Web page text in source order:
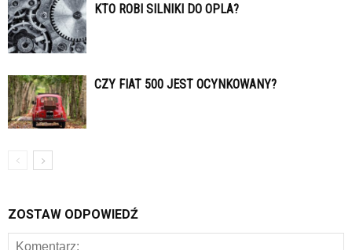
KTO ROBI SILNIKI DO OPLA?
CZY FIAT 500 JEST OCYNKOWANY?
ZOSTAW ODPOWIEDŹ